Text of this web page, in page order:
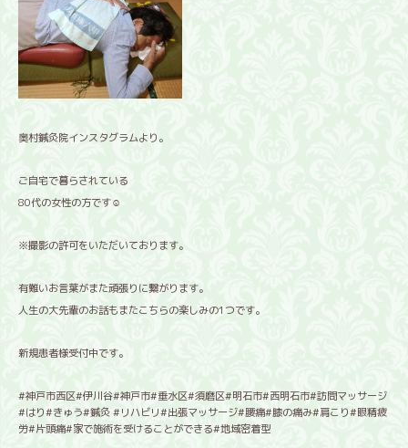
奥村鍼灸院インスタグラムより。
ご自宅で暮らされている
80代の女性の方です☺️
※撮影の許可をいただいております。
有難いお言葉がまた頑張りに繋がります。
人生の大先輩のお話もまたこちらの楽しみの1つです。
新規患者様受付中です。
#神戸市西区#伊川谷#神戸市#垂水区#須磨区#明石市#西明石市#訪問マッサージ
#はり#きゅう#鍼灸 #リハビリ#出張マッサージ#腰痛#膝の痛み#肩こり#眼精疲
労#片頭痛#家で施術を受けることができる#地域密着型